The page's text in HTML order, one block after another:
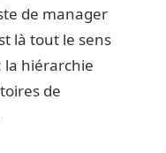
de manager
là tout le sens
la hiérarchie
de